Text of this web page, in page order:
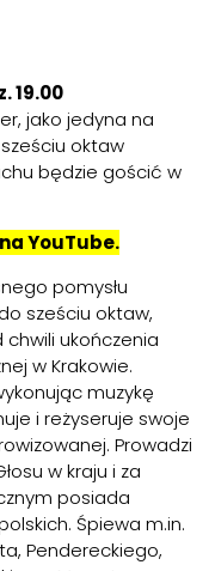
19.00
jako jedyna na
oktaw
będzie gościć w
YouTube.
pomysłu
sześciu oktaw,
ukończenia
w Krakowie.
muzykę
i reżyseruje swoje
Prowadzi
w kraju i za
posiada
Śpiewa m.in.
Pendereckiego,